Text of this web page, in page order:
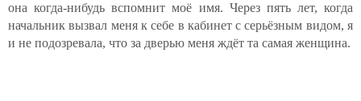
она когда-нибудь вспомнит моё имя. Через пять лет, когда
начальник вызвал меня к себе в кабинет с серьёзным видом, я
и не подозревала, что за дверью меня ждёт та самая женщина.